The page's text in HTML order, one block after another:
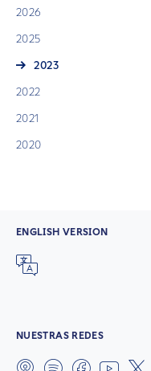
2026
2025
2023
2022
2021
2020
ENGLISH VERSION
NUESTRAS REDES